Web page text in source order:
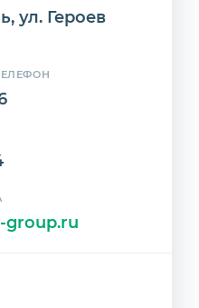
ул. Героев
group.ru